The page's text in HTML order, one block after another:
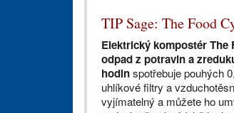
TIP Sage: The Food
Elektrický kompostér The
odpad z potravin a
hodinspotřebuje pouhých
uhlíkové filtry a
vyjímatelný a můžete ho